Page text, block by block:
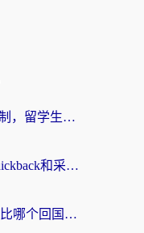
海外VPN中国：告别地域限制，留学生与华人如何轻松刷国内剧、玩国服？
海外党刷国内资源总卡？Quickback和采集蜂好用吗？这篇指南帮你避坑
ChickCN VPN和旋风VPN对比哪个回国效果更好？海外党亲测实用指南